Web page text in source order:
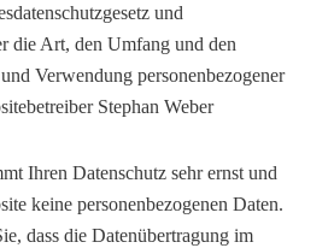
und
die Art, den Umfang und den
Verwendung personenbezogener
Stephan Weber
Ihren Datenschutz sehr ernst und
keine personenbezogenen Daten.
dass die Datenübertragung im